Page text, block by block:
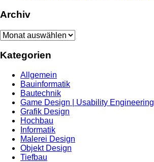
Archiv
Archiv
Kategorien
Allgemein
Bauinformatik
Bautechnik
Game Design | Usability Engineering
Grafik Design
Hochbau
Informatik
Malerei Design
Objekt Design
Tiefbau